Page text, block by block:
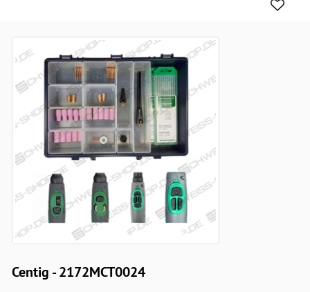
Centig - 2172MCT0024